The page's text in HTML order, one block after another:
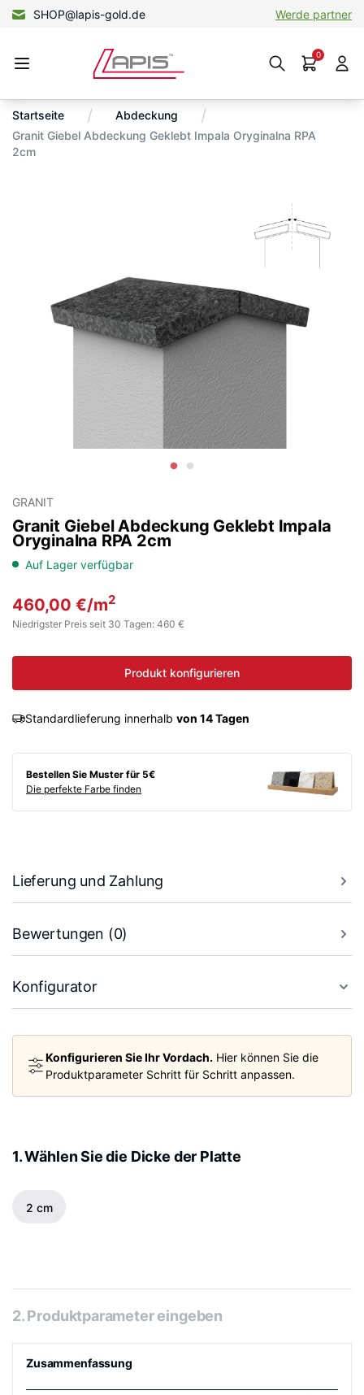
SHOP@lapis-gold.de Werde partner
0
Startseite / Abdeckung /
Granit Giebel Abdeckung Geklebt Impala Oryginalna RPA
2cm
GRANIT
Granit Giebel Abdeckung Geklebt Impala
Oryginalna RPA 2cm
Auf Lager verfügbar
460,00 €/m2
Niedrigster Preis seit 30 Tagen: 460 €
Produkt konfigurieren
Standardlieferung innerhalb von 14 Tagen
Bestellen Sie Muster für 5€
Die perfekte Farbe finden
Lieferung und Zahlung
Bewertungen (0)
Konfigurator
Konfigurieren Sie Ihr Vordach. Hier können Sie die
Produktparameter Schritt für Schritt anpassen.
1. Wählen Sie die Dicke der Platte
2 cm
2. Produktparameter eingeben
Zusammenfassung